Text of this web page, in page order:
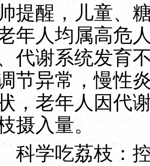
提醒，儿童、
年人均属高危
代谢系统发育
节异常，慢性
，老年人因代
摄入量。
学吃荔枝：控